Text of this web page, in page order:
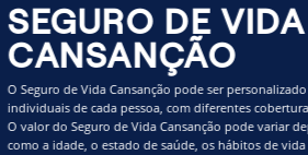
SEGURO DE VIDA
CANSANÇÃO
O Seguro de Vida Cansanção pode ser
individuais de cada pessoa, com diferentes
O valor do Seguro de Vida Cansanção pode variar
como a idade, o estado de saúde, os hábitos de